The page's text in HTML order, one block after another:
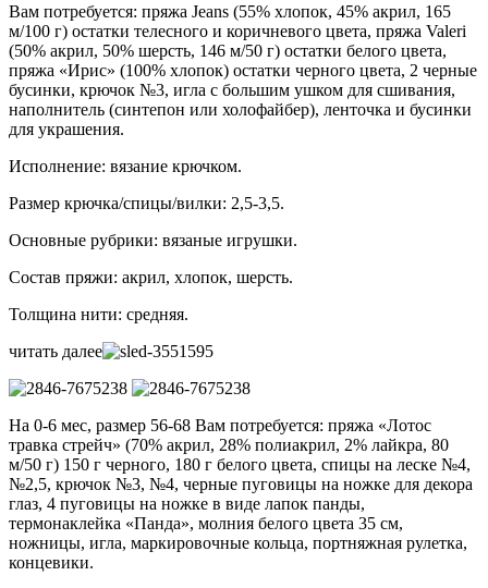
Вам потребуется: пряжа Jeans (55% хлопок, 45% акрил, 165
м/100 г) остатки телесного и коричневого цвета, пряжа Valeri
(50% акрил, 50% шерсть, 146 м/50 г) остатки белого цвета,
пряжа «Ирис» (100% хлопок) остатки черного цвета, 2 черные
бусинки, крючок №3, игла с большим ушком для сшивания,
наполнитель (синтепон или холофайбер), ленточка и бусинки
для украшения.
Исполнение: вязание крючком.
Размер крючка/спицы/вилки: 2,5-3,5.
Основные рубрики: вязаные игрушки.
Состав пряжи: акрил, хлопок, шерсть.
Толщина нити: средняя.
читать далее
На 0-6 мес, размер 56-68 Вам потребуется: пряжа «Лотос
травка стрейч» (70% акрил, 28% полиакрил, 2% лайкра, 80
м/50 г) 150 г черного, 180 г белого цвета, спицы на леске №4,
№2,5, крючок №3, №4, черные пуговицы на ножке для декора
глаз, 4 пуговицы на ножке в виде лапок панды,
термонаклейка «Панда», молния белого цвета 35 см,
ножницы, игла, маркировочные кольца, портняжная рулетка,
концевики.